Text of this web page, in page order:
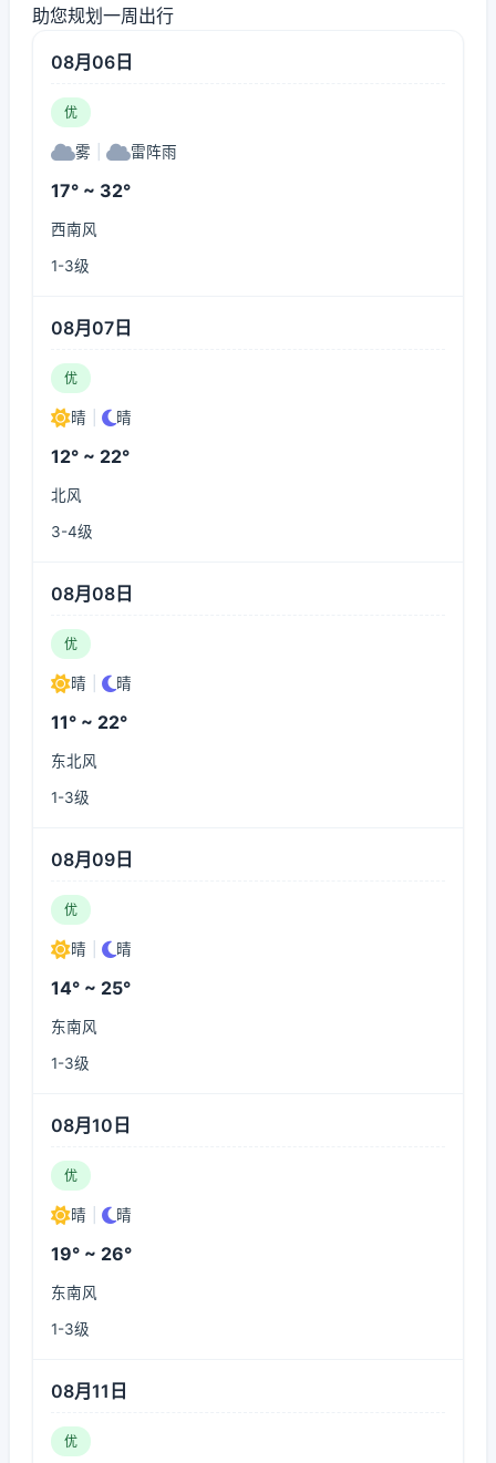
助您规划一周出行
08月06日
优
雾 雷阵雨
17° ~ 32°
西南风
1-3级
08月07日
优
晴 晴
12° ~ 22°
北风
3-4级
08月08日
优
晴 晴
11° ~ 22°
东北风
1-3级
08月09日
优
晴 晴
14° ~ 25°
东南风
1-3级
08月10日
优
晴 晴
19° ~ 26°
东南风
1-3级
08月11日
优